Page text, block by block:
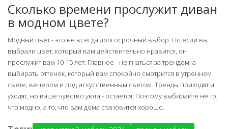
Сколько времени прослужит диван
в модном цвете?
Модный цвет - это не всегда долгосрочный выбор. Но если вы
выбрали цвет, который вам действительно нравится, он
прослужит вам 10-15 лет. Главное - не гнаться за трендом, а
выбирать оттенок, который вам спокойно смотрится в утреннем
свете, вечером и под искусственным светом. Тренды приходят и
уходят, но ваше чувство уюта - остается. Поэтому выбирайте не то,
что модно, а то, что вам дома становится хорошо.